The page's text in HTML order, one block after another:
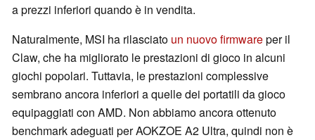
a prezzi inferiori quando è in vendita.
Naturalmente, MSI ha rilasciato un nuovo firmwareper il
Claw, che ha migliorato le prestazioni di gioco in alcuni
giochi popolari. Tuttavia, le prestazioni complessive
sembrano ancora inferiori a quelle dei portatili da gioco
equipaggiati con AMD. Non abbiamo ancora ottenuto
benchmark adeguati per AOKZOE A2 Ultra, quindi non è